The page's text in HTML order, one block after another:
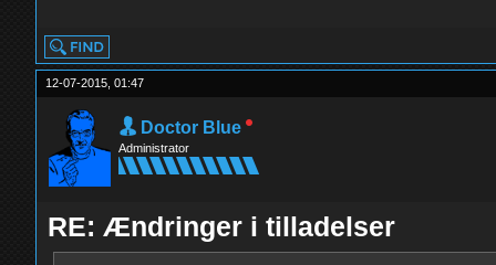
12-07-2015, 01:47
Doctor Blue
Administrator
RE: Ændringer i tilladelser